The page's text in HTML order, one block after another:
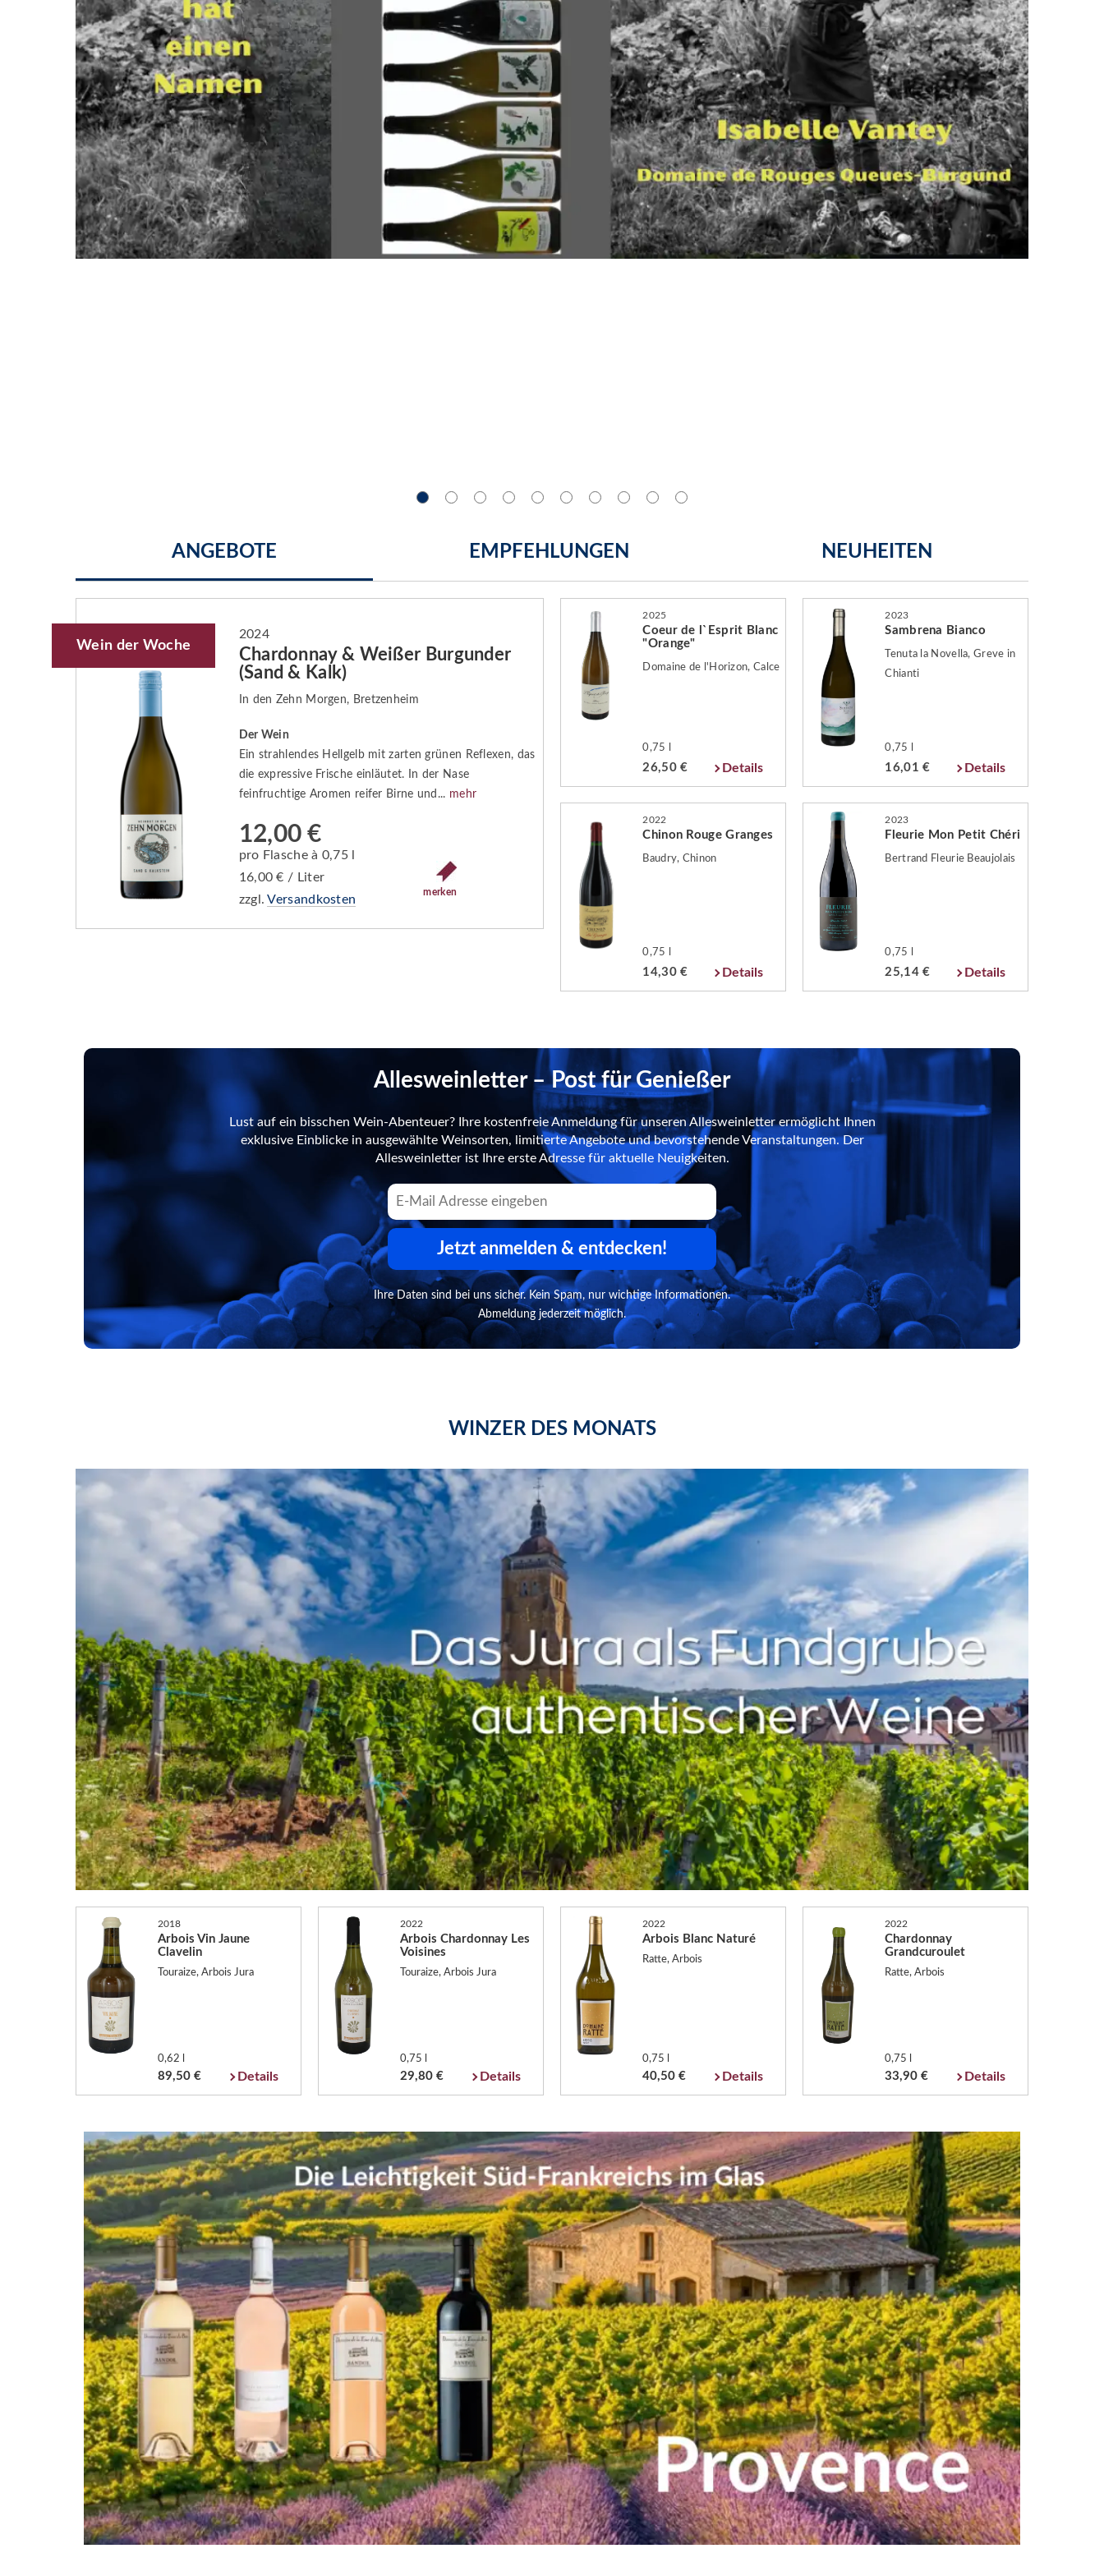
ANGEBOTE EMPFEHLUNGEN NEUHEITEN
Wein der Woche
2024
Chardonnay & Weißer Burgunder
(Sand & Kalk)
In den Zehn Morgen, Bretzenheim
Der Wein
Ein strahlendes Hellgelb mit zarten grünen Reflexen, das
die expressive Frische einläutet. In der Nase
feinfruchtige Aromen reifer Birne und... mehr
12,00 €
pro Flasche à 0,75 l
16,00 € / Liter
zzgl.Versandkosten
merken
2025
Coeur de l`Esprit Blanc
"Orange"
Domaine de l'Horizon, Calce
0,75 l
26,50 € Details
2023
Sambrena Bianco
Tenuta la Novella, Greve in
Chianti
0,75 l
16,01 € Details
2022
Chinon Rouge Granges
Baudry, Chinon
0,75 l
14,30 € Details
2023
Fleurie Mon Petit Chéri
Bertrand Fleurie Beaujolais
0,75 l
25,14 € Details
Allesweinletter – Post für Genießer
Lust auf ein bisschen Wein-Abenteuer? Ihre kostenfreie Anmeldung für unseren Allesweinletter ermöglicht Ihnen
exklusive Einblicke in ausgewählte Weinsorten, limitierte Angebote und bevorstehende Veranstaltungen. Der
Allesweinletter ist Ihre erste Adresse für aktuelle Neuigkeiten.
Jetzt anmelden & entdecken!
Ihre Daten sind bei uns sicher. Kein Spam, nur wichtige Informationen.
Abmeldung jederzeit möglich.
WINZER DES MONATS
2018
Arbois Vin Jaune
Clavelin
Touraize, Arbois Jura
0,62 l
89,50 € Details
2022
Arbois Chardonnay Les
Voisines
Touraize, Arbois Jura
0,75 l
29,80 € Details
2022
Arbois Blanc Naturé
Ratte, Arbois
0,75 l
40,50 € Details
2022
Chardonnay
Grandcuroulet
Ratte, Arbois
0,75 l
33,90 € Details